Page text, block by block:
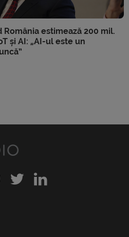
estimează 200 mil.
și AI: „AI-ul este un